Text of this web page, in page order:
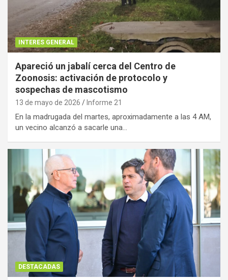
INTERES GENERAL
Apareció un jabalí cerca del Centro de
Zoonosis: activación de protocolo y
sospechas de mascotismo
13 de mayo de 2026 Informe 21
En la madrugada del martes, aproximadamente a las 4 AM,
un vecino alcanzó a sacarle una…
DESTACADAS